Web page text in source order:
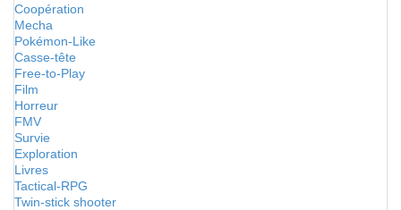
Coopération
Mecha
Pokémon-Like
Casse-tête
Free-to-Play
Film
Horreur
FMV
Survie
Exploration
Livres
Tactical-RPG
Twin-stick shooter